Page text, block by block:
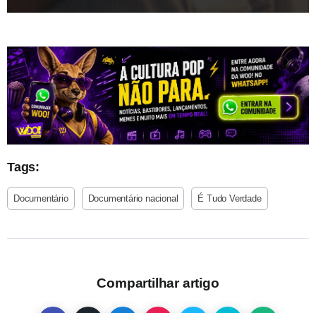
Tags:
Documentário Documentário nacional É Tudo Verdade
Compartilhar artigo